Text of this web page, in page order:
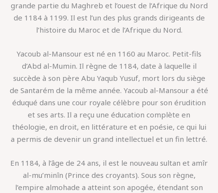
grande partie du Maghreb et l’ouest de l’Afrique du Nord
de 1184 à 1199. Il est l’un des plus grands dirigeants de
l’histoire du Maroc et de l’Afrique du Nord.
Yacoub al-Mansour est né en 1160 au Maroc. Petit-fils
d’Abd al-Mumin. Il règne de 1184, date à laquelle il
succède à son père Abu Yaqub Yusuf, mort lors du siège
de Santarém de la même année. Yacoub al-Mansour a été
éduqué dans une cour royale célèbre pour son érudition
et ses arts. Il a reçu une éducation complète en
théologie, en droit, en littérature et en poésie, ce qui lui
a permis de devenir un grand intellectuel et un fin lettré.
En 1184, à l’âge de 24 ans, il est le nouveau sultan et amîr
al-mu’minîn (Prince des croyants). Sous son règne,
l’empire almohade a atteint son apogée, étendant son